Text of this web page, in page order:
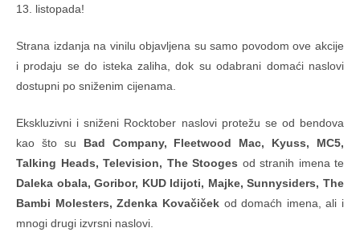
13. listopada!
Strana izdanja na vinilu objavljena su samo povodom ove akcije
i prodaju se do isteka zaliha, dok su odabrani domaći naslovi
dostupni po sniženim cijenama.
Ekskluzivni i sniženi Rocktober naslovi protežu se od bendova
kao što su Bad Company, Fleetwood Mac, Kyuss, MC5,
Talking Heads, Television, The Stooges od stranih imena te
Daleka obala, Goribor, KUD Idijoti, Majke, Sunnysiders, The
Bambi Molesters, Zdenka Kovačičekod domaćh imena, ali i
mnogi drugi izvrsni naslovi.